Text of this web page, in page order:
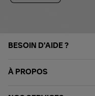
BESOIN D'AIDE ?
À PROPOS